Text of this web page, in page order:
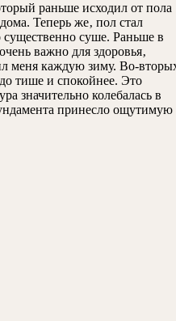
раньше исходил от пола
Теперь же‚ пол стал
суше. Раньше в
важно для здоровья‚
меня каждую зиму. Во-
тише и спокойнее. Это
значительно колебалась в
принесло ощутимую